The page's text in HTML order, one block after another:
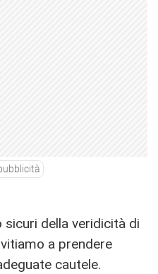
sicuri della veridicità di
a prendere
cautele.